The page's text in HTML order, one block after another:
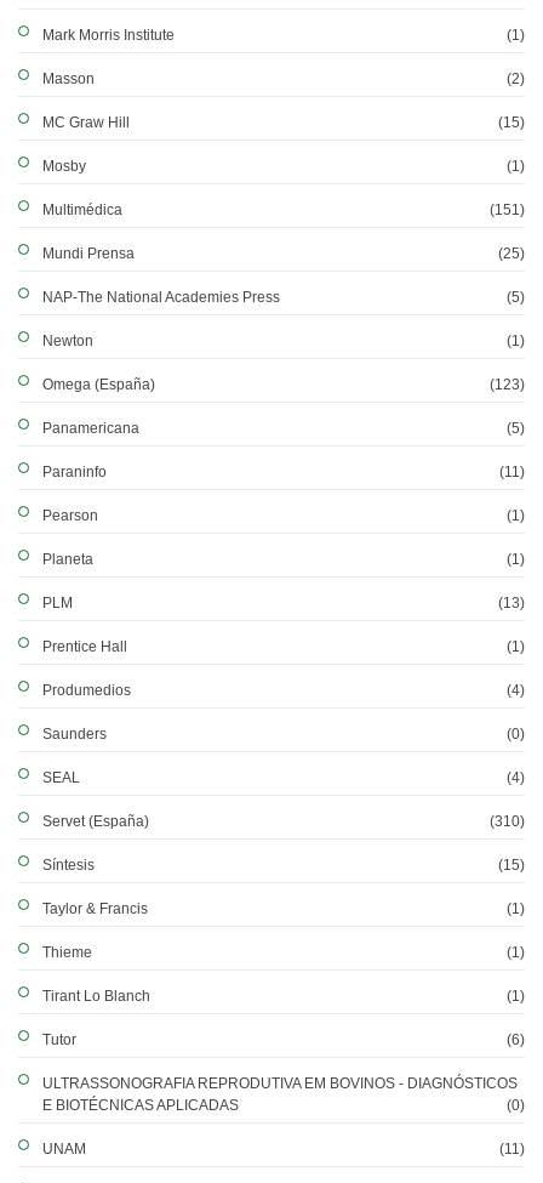
Mark Morris Institute (1)
Masson (2)
MC Graw Hill (15)
Mosby (1)
Multimédica (151)
Mundi Prensa (25)
NAP-The National Academies Press (5)
Newton (1)
Omega (España) (123)
Panamericana (5)
Paraninfo (11)
Pearson (1)
Planeta (1)
PLM (13)
Prentice Hall (1)
Produmedios (4)
Saunders (0)
SEAL (4)
Servet (España) (310)
Síntesis (15)
Taylor & Francis (1)
Thieme (1)
Tirant Lo Blanch (1)
Tutor (6)
ULTRASSONOGRAFIA REPRODUTIVA EM BOVINOS - DIAGNÓSTICOS
E BIOTÉCNICAS APLICADAS
(0)
UNAM (11)